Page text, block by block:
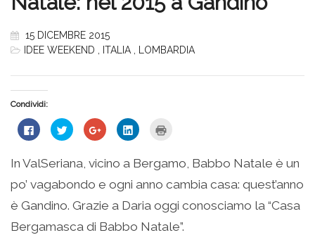
15 DICEMBRE 2015
IDEE WEEKEND
ITALIA LOMBARDIA
Condividi:
Fai
clic
su
Facebook
apre
una
nuova
Fai
clic
condividere
su
Twitter
(Si
in
una
finestra)
Fai
clic
condividere
su
Google+
(Si
apre
in
una
nuova
finestra)
Fai
clic
condividere
su
(Si
in
una
nuova
finestra)
stampare
(Si
in
nuova
finestra)
In ValSeriana, vicino a Bergamo, Babbo Natale è un
po’ vagabondo e ogni anno cambia casa: quest’anno
è Gandino. Grazie a Daria oggi conosciamo la “Casa
Bergamasca di Babbo Natale”.